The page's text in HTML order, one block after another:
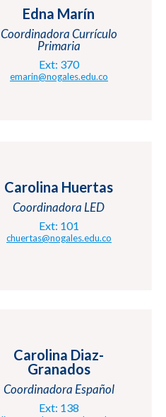
Edna Marín
Coordinadora Currículo
Primaria
Ext: 370
emarin@nogales.edu.co
Carolina Huertas
Coordinadora LED
Ext: 101
chuertas@nogales.edu.co
Carolina Diaz-
Granados
Coordinadora Español
Ext: 138